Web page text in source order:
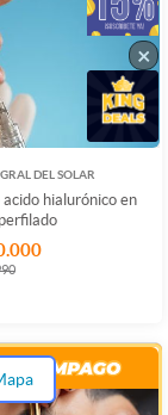
DEL SOLAR
acido hialurónico en
×